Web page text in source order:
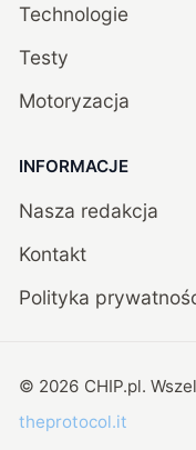
Technologie
Testy
Motoryzacja
INFORMACJE
Nasza redakcja
Kontakt
Polityka
© 2026 CHIP.pl.
theprotocol.it